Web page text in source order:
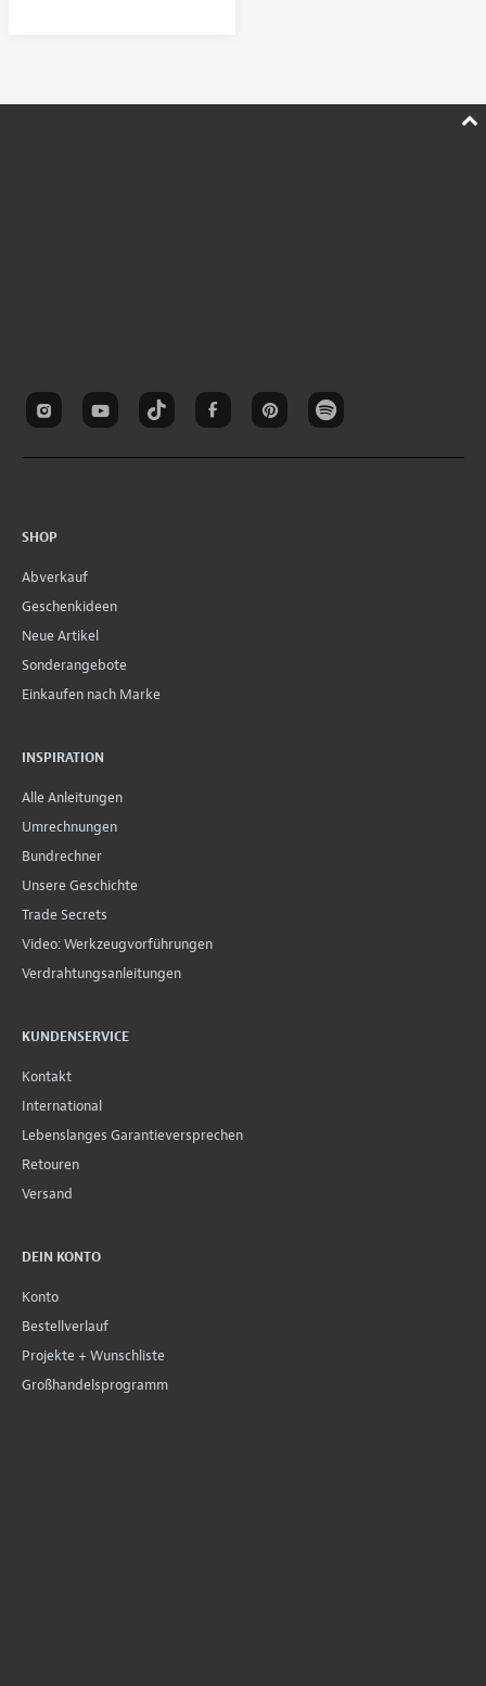
SHOP
Abverkauf
Geschenkideen
Neue Artikel
Sonderangebote
Einkaufen nach Marke
INSPIRATION
Alle Anleitungen
Umrechnungen
Bundrechner
Unsere Geschichte
Trade Secrets
Video: Werkzeugvorführungen
Verdrahtungsanleitungen
KUNDENSERVICE
Kontakt
International
Lebenslanges Garantieversprechen
Retouren
Versand
DEIN KONTO
Konto
Bestellverlauf
Projekte + Wunschliste
Großhandelsprogramm